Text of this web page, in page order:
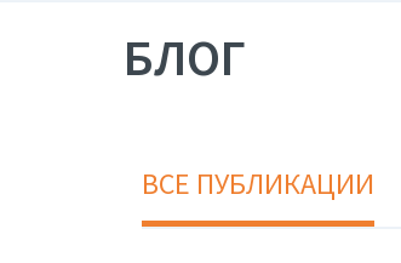
БЛОГ
ВСЕ ПУБЛИКАЦИИ